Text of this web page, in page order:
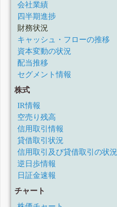
会社業績
四半期進捗
財務状況
キャッシュ・フローの推移
資本変動の状況
配当推移
セグメント情報
株式
IR情報
空売り残高
信用取引情報
貸借取引状況
信用取引及び貸借取引の状況
逆日歩情報
日証金速報
チャート